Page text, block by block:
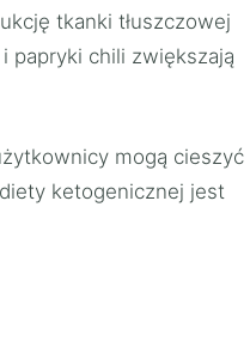
tkanki tłuszczowej
papryki chili zwiększają
mogą cieszyć
ketogenicznej jest